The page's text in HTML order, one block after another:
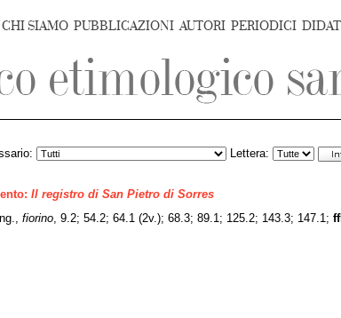
CHI SIAMO PUBBLICAZIONI AUTORI PERIODICI
Lettera:
Il registro di San Pietro di Sorres
fiorino , 9.2; 54.2; 64.1 (2v.); 68.3; 89.1; 125.2; 143.3; 147.1;